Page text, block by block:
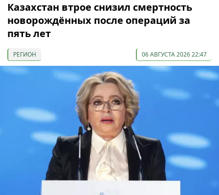
Казахстан втрое снизил смертность
новорождённых после операций за
пять лет
РЕГИОН 06 АВГУСТА 2026 22:47